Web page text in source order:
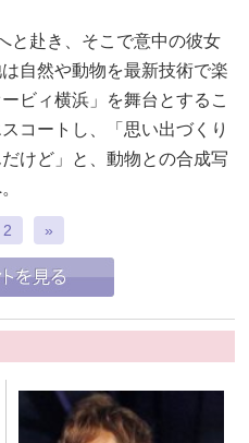
赴き、そこで意中の彼女
自然や動物を最新技術で楽
ビィ横浜」を舞台とするこ
コートし、「思い出づくり
けど」と、動物との合成写
2 »